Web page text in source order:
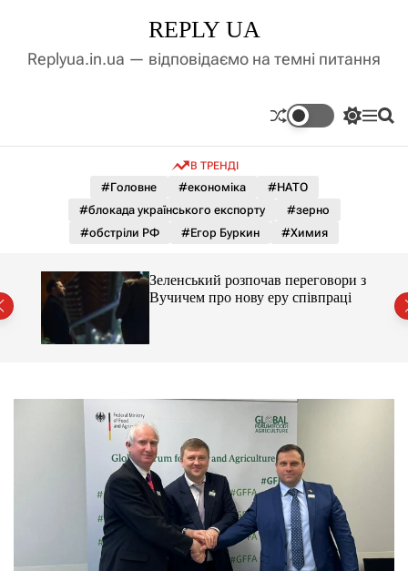
д
у
REPLY UA
Replyua.in.ua — відповідаємо на темні питання
П
к
а
о
л
ь
г
м
у
М П
В ТРЕНДІ
#Головне #економіка
#НАТО
#блокада українського експорту
#зерно
#обстріли РФ
#Егор Буркин #Химия
Зеленський розпочав переговори з
Вучичем про нову еру співпраці